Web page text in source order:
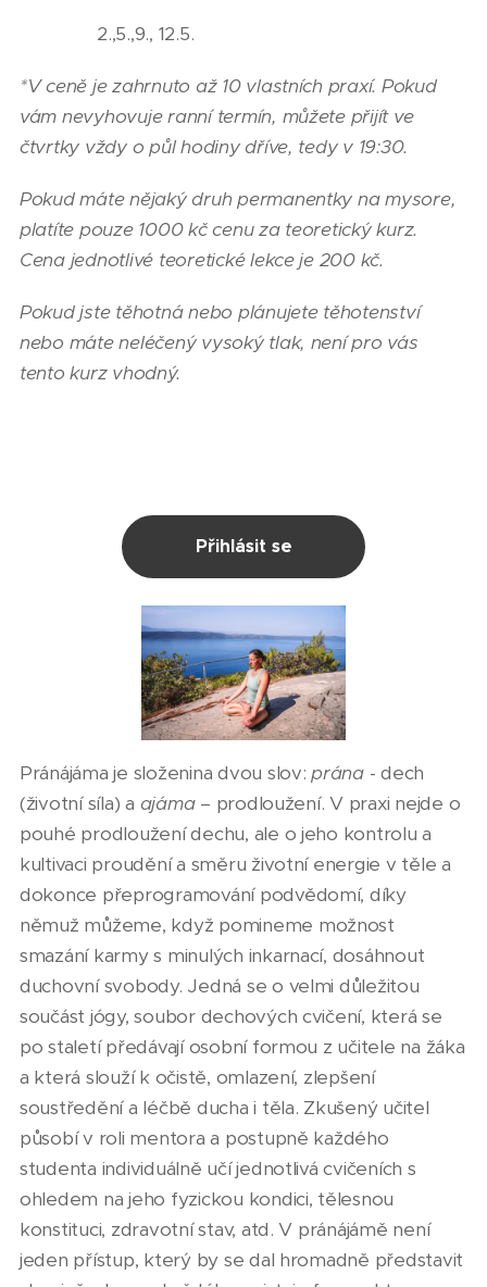
2.,5.,9., 12.5.
*V ceně je zahrnuto až 10 vlastních praxí. Pokud
vám nevyhovuje ranní termín, můžete přijít ve
čtvrtky vždy o půl hodiny dříve, tedy v 19:30.
Pokud máte nějaký druh permanentky na mysore,
platíte pouze 1000 kč cenu za teoretický kurz.
Cena jednotlivé teoretické lekce je 200 kč.
Pokud jste těhotná nebo plánujete těhotenství
nebo máte neléčený vysoký tlak, není pro vás
tento kurz vhodný.
Přihlásit se
Pránájáma je složenina dvou slov:prána- dech
(životní síla) a ajáma – prodloužení. V praxi nejde o
pouhé prodloužení dechu, ale o jeho kontrolu a
kultivaci proudění a směru životní energie v těle a
dokonce přeprogramování podvědomí, díky
němuž můžeme, když pomineme možnost
smazání karmy s minulých inkarnací, dosáhnout
duchovní svobody. Jedná se o velmi důležitou
součást jógy, soubor dechových cvičení, která se
po staletí předávají osobní formou z učitele na žáka
a která slouží k očistě, omlazení, zlepšení
soustředění a léčbě ducha i těla. Zkušený učitel
působí v roli mentora a postupně každého
studenta individuálně učí jednotlivá cvičeních s
ohledem na jeho fyzickou kondici, tělesnou
konstituci, zdravotní stav, atd. V pránájámě není
jeden přístup, který by se dal hromadně představit